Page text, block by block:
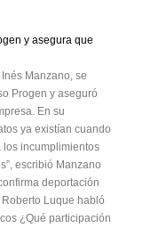
y asegura que
Manzano, se
Progen y aseguró
En su
ya existían cuando
los incumplimientos
escribió Manzano
deportación
Luque habló
¿Qué participación